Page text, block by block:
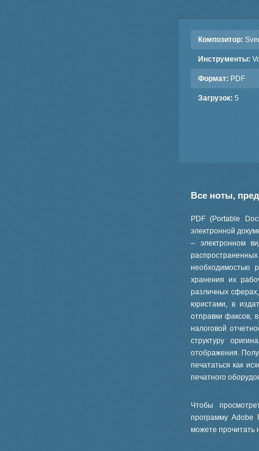
Композитор:
Инструменты:
Формат: PDF
Загрузок: 5
Все ноты,
PDF (Portable
электронной
– электронном
необходимостью
хранения их
различных
юристами, в
отправки факсов,
налоговой
структуру
отображения.
печататься как
печатного
Чтобы
программу Adobe
можете прочитать